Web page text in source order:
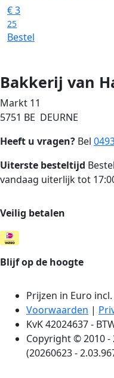
€3
25
Bestel
Bakkerij van
Markt 11
5751 BE DEURNE
Heeft u vragen? Bel
Uiterste besteltijd
vandaag uiterlijk tot
Veilig betalen
Blijf op de hoogte
Prijzen in Euro
Voorwaarden |
KvK 42024637 -
Copyright © 2010 -
(20260623 -